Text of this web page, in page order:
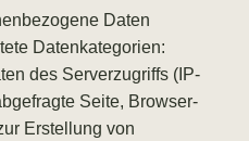
Daten
Datenkategorien:
des Serverzugriffs (IP-
Seite, Browser-
Erstellung von